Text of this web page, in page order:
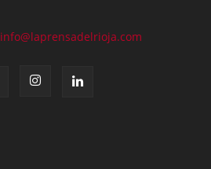
info@laprensadelrioja.com